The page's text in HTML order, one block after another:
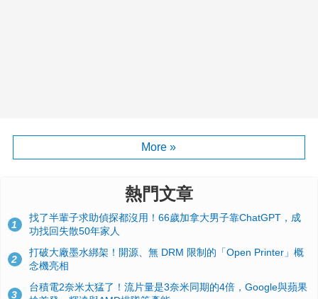
More »
熱門文章
1
找了半輩子求助偵探都沒用！66歲加拿大男子靠ChatGPT，成
功找回失散50年家人
2
打破大廠墨水綁架！開源、無 DRM 限制的「Open Printer」概
念機亮相
3
台積電2奈米太猛了！流片量是3奈米同期的4倍，Google與蘋果